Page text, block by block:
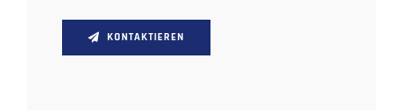
KONTAKTIEREN